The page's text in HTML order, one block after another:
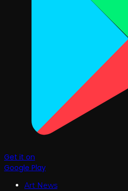
Get it on
Google Play
Art News